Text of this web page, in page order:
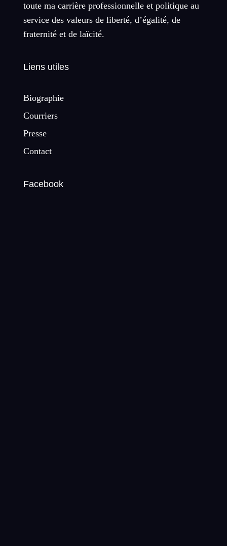
toute ma carrière professionnelle et politique au
service des valeurs de liberté, d’égalité, de
fraternité et de laïcité.
Liens utiles
Biographie
Courriers
Presse
Contact
Facebook